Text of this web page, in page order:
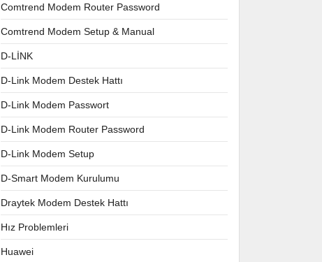
Comtrend Modem Router Password
Comtrend Modem Setup & Manual
D-LİNK
D-Link Modem Destek Hattı
D-Link Modem Passwort
D-Link Modem Router Password
D-Link Modem Setup
D-Smart Modem Kurulumu
Draytek Modem Destek Hattı
Hız Problemleri
Huawei